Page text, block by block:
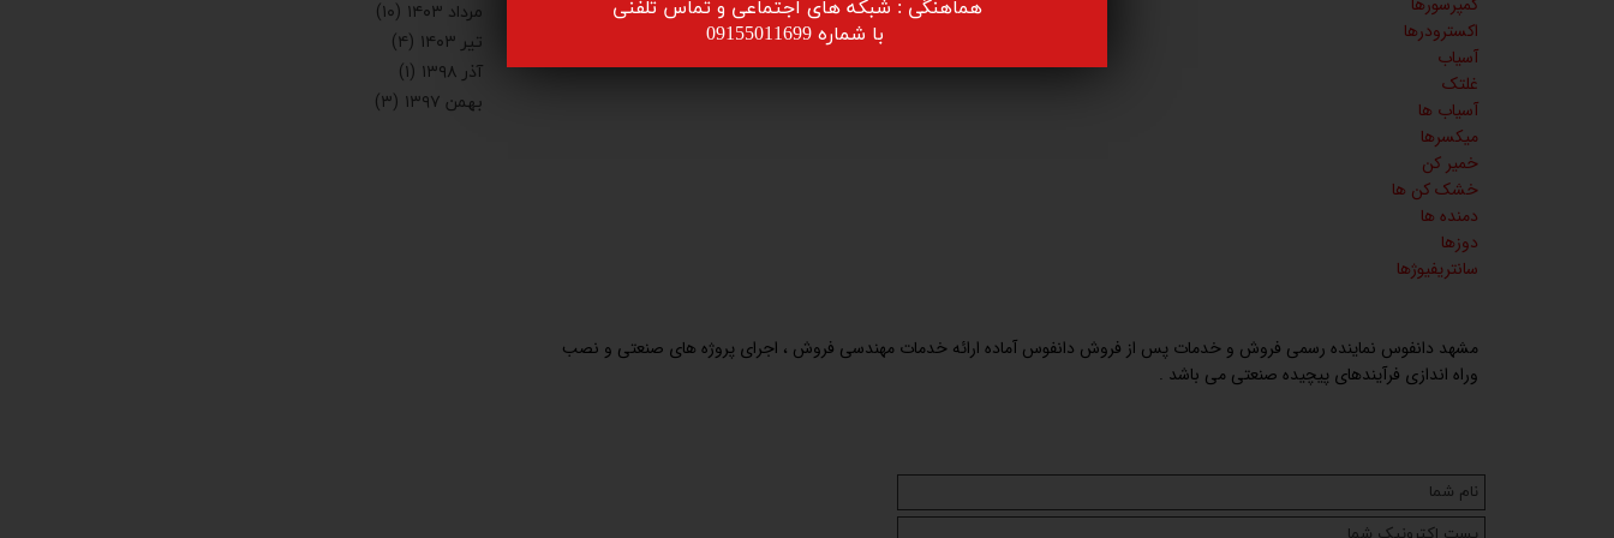
اکسترودرها
آسیاب
غلتک
آسیاب ها
میکسرها
خمیر کن
خشک کن ها
دمنده ها
دوزها
سانتریفیوژها
مشهد دانفوس نماینده رسمی فروش و خدمات پس از فروش دانفوس آماده ارائه خدمات مهندسی فروش ، اجرای پروژه های صنعتی و نصب
وراه اندازی فرآیندهای پیچیده صنعتی می باشد .
مرداد ۱۴۰۳
(۱۰)
تیر ۱۴۰۳
(۴)
آذر ۱۳۹۸
(۱)
بهمن ۱۳۹۷
(۳)
هماهنگی : شبکه های اجتماعی و تماس تلفنی
​​​​​​​ با شماره 09155011699